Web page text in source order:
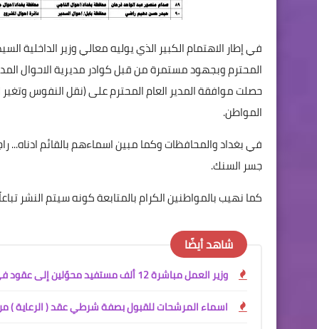
في إطار الاهتمام الكبير الذي يوليه معالي وزير الداخلية
المحترم وبجهود مستمرة من قبل كوادر مديرية الاحوال
حصلت موافقة المدير العام المحترم على (نقل النفوس
المواطن.
في بغداد والمحافظات وكما مبين اسماءهم بالقائم
جسر السنك.
كما نهيب بالمواطنين الكرام بالمتابعة كونه سيتم النشر
شاهد أيضًا
وزير العمل مباشرة 12 ألف مستفيد محوّلين إلى عقود في وزارة الداخلية
اسماء المرشحات للقبول بصفة شرطي عقد ( الرعاية )